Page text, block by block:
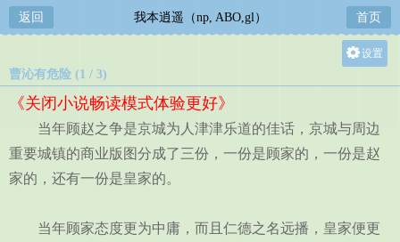
返回 我本逍遥（np, ABO,gl） 首页
设置
中
小
曹沁有危险 (1 / 3)
《关闭小说畅读模式体验更好》
当年顾赵之争是京城为人津津乐道的佳话，京城与周边
重要城镇的商业版图分成了三份，一份是顾家的，一份是赵
家的，还有一份是皇家的。
当年顾家态度更为中庸，而且仁德之名远播，皇家便更